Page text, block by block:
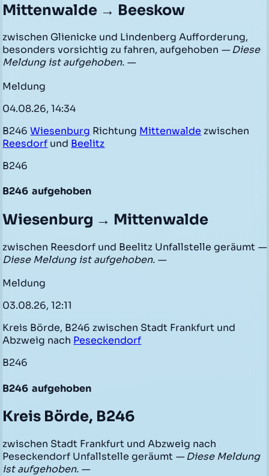
Mittenwalde → Beeskow
zwischen Glienicke und Lindenberg Aufforderung,
besonders vorsichtig zu fahren, aufgehoben — Diese
Meldung ist aufgehoben. —
Meldung
04.08.26, 14:34
B246Wiesenburg Richtung Mittenwalde zwischen
Reesdorf und Beelitz
B246
B246 aufgehoben
Wiesenburg → Mittenwalde
zwischen Reesdorf und Beelitz Unfallstelle geräumt —
Diese Meldung ist aufgehoben. —
Meldung
03.08.26, 12:11
Kreis Börde, B246 zwischen Stadt Frankfurt und
Abzweig nach Peseckendorf
B246
B246 aufgehoben
Kreis Börde, B246
zwischen Stadt Frankfurt und Abzweig nach
Peseckendorf Unfallstelle geräumt — Diese Meldung
ist aufgehoben. —